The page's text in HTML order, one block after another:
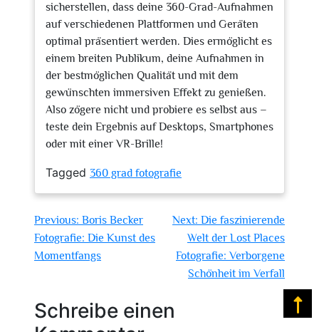
sicherstellen, dass deine 360-Grad-Aufnahmen
auf verschiedenen Plattformen und Geräten
optimal präsentiert werden. Dies ermöglicht es
einem breiten Publikum, deine Aufnahmen in
der bestmöglichen Qualität und mit dem
gewünschten immersiven Effekt zu genießen.
Also zögere nicht und probiere es selbst aus –
teste dein Ergebnis auf Desktops, Smartphones
oder mit einer VR-Brille!
Tagged 360 grad fotografie
Beitragsnavigation
Previous: Boris Becker
Fotografie: Die Kunst des
Momentfangs
Next: Die faszinierende
Welt der Lost Places
Fotografie: Verborgene
Schönheit im Verfall
Schreibe einen